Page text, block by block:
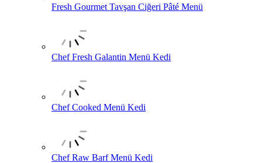
Fresh Gourmet Tavşan Ciğeri Pâté Menü
Chef Fresh Galantin Menü Kedi
Chef Cooked Menü Kedi
Chef Raw Barf Menü Kedi